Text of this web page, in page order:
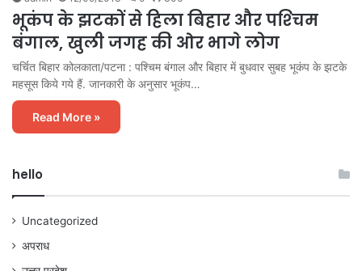
भूकंप के झटकों से हिला बिहार और पश्‍चिम
बंगाल, खुली जगह की ओर भागे लोग
चर्चित बिहार कोलकाता/पटना : पश्‍चिम बंगाल और बिहार में बुधवार सुबह भूकंप के झटके
महसूस किये गये हैं. जानकारी के अनुसार भूकंप…
Read More »
hello
Uncategorized
अपराध